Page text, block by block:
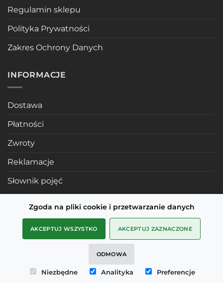
Zgoda na pliki cookie i przetwarzanie danych
AKCEPTUJ WSZYSTKO AKCEPTUJ ZAZNACZONE
ODMOWA
Niezbędne Analityka Preferencje
Regulamin sklepu
Polityka Prywatności
Zakres Ochrony Danych
INFORMACJE
Dostawa
Płatności
Zwroty
Reklamacje
Słownik pojęć
POLECANE STRONY
Profile mosiężne
mDesignStudio